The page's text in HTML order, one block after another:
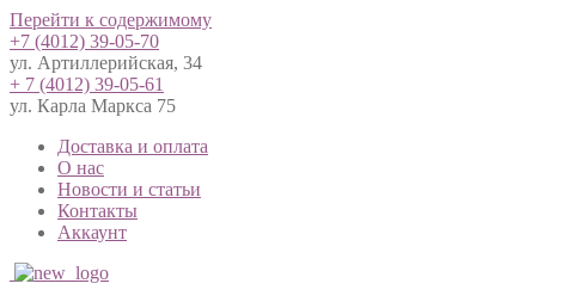
Перейти к содержимому
+7 (4012) 39-05-70
ул. Артиллерийская, 34
+ 7 (4012) 39-05-61
ул. Карла Маркса 75
Доставка и оплата
О нас
Новости и статьи
Контакты
Аккаунт